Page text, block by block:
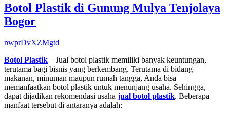
Botol Plastik di Gunung Mulya Tenjolaya
Bogor
nwprDvXZMgtd
Botol Plastik – Jual botol plastik memiliki banyak keuntungan,
terutama bagi bisnis yang berkembang. Terutama di bidang
makanan, minuman maupun rumah tangga, Anda bisa
memanfaatkan botol plastik untuk menunjang usaha. Sehingga,
dapat dijadikan rekomendasi usaha jual botol plastik. Beberapa
manfaat tersebut di antaranya adalah: